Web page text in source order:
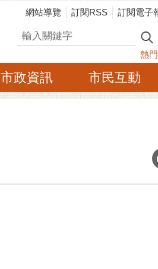
網站導覽 訂閱RSS 訂閱電子
搜尋
熱
市政資訊 市民互動
_